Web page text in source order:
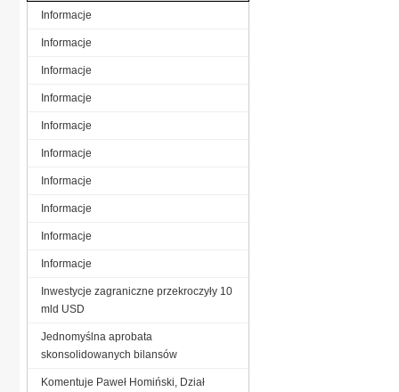
Informacje
Informacje
Informacje
Informacje
Informacje
Informacje
Informacje
Informacje
Informacje
Informacje
Inwestycje zagraniczne przekroczyły 10
mld USD
Jednomyślna aprobata
skonsolidowanych bilansów
Komentuje Paweł Homiński, Dział